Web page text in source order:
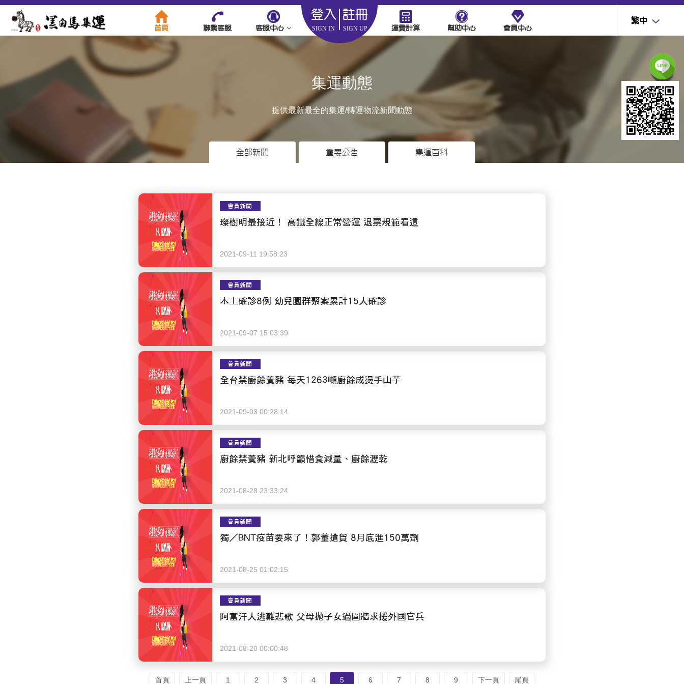
首頁 聯繫客服 客服中心
登入
SIGN IN
註冊
SIGN UP 運費計算 幫助中心 會員中心
繁中
集運動態
提供最新最全的集運/轉運物流新聞動態
全部新聞 重要公告 集運百科
會員新聞
璨樹明最接近！ 高鐵全線正常營運 退票規範看這
2021-09-11 19:58:23
會員新聞
本土確診8例 幼兒園群聚案累計15人確診
2021-09-07 15:03:39
會員新聞
全台禁廚餘養豬 每天1263噸廚餘成燙手山芋
2021-09-03 00:28:14
會員新聞
廚餘禁養豬 新北呼籲惜食減量、廚餘瀝乾
2021-08-28 23:33:24
會員新聞
獨／BNT疫苗要來了！郭董搶貨 8月底進150萬劑
2021-08-25 01:02:15
會員新聞
阿富汗人逃難悲歌 父母拋子女過圍牆求援外國官兵
2021-08-20 00:00:48
首頁 上一頁 1 2 3 4 5 6 7 8 9 下一頁 尾頁